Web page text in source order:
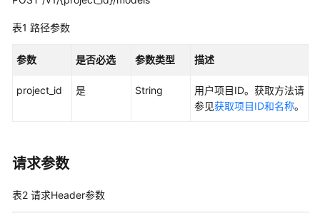
像
理
算
管
理
权
表1 路径参数
参数 是否必选 参数类型 描述
project_id 是 String
用户项目ID。获取方法请
参见获取项目ID和名称。
请求参数
表2 请求Header参数